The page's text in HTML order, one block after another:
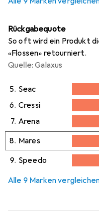
Rückgabequote
So oft wird ein Produkt
«Flossen» retourniert.
Quelle: Galaxus
5. Seac
10,8%
6. Cressi
12,2%
7. Arena
12,4%
8. Mares
12,6%
9. Speedo
Alle 9 Marken